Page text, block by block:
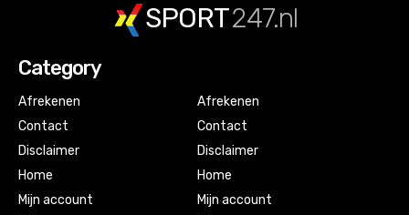
SPORT247.nl
Category
Afrekenen
Contact
Disclaimer
Home
Mijn account
Afrekenen
Contact
Disclaimer
Home
Mijn account